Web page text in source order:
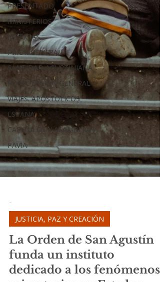
PRESENTADO
MINISTERIOS
NOTICIAS
PRIOR GENERAL
SANTIDAD AGUSTINIANA
POSTULACION GENERAL
VIAJES. APOSTOLICOS
ESPANA
CAPITULOS Y ASAMBLEAS
PAVIA
-
JUSTICIA, PAZ Y CREACIÓN
La Orden de San Agustín